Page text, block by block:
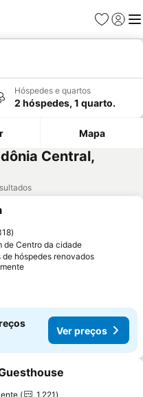
Favoritos
Iniciar
Hóspedes e quartos
2 hóspedes, 1 quarto.
Mapa
Central,
aos favoritos
de Centro da cidade
de hóspedes renovados
Ver preços
aos favoritos
1.221